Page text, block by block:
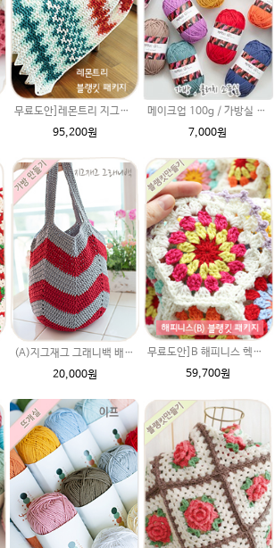
무료도안]레몬트리 지그재그 블랭킷(에이미울 뜨개실로 제작) DIY 패키지(뜨개실 17타래+도안증정) 북유럽블랭킷 코바늘뜨기 손뜨개무릎담요/부드러운 아기 베이비 털실
95,200원
메이크업 100g / 가방실 클러치 파우치 가방뜨기 소품실
7,000원
(A)지그재그 그래니백 배색 패키지 아리아실 니트가방뜨기 DIY 뜨개질가방
20,000원
무료도안]B 해피니스 헥사곤 블랭킷(메리노퓨어울 뜨개실로 제작) DIY 재료 패키지(뜨개실 15타래+도안증정)/봄 블랭킷뜨기 / 가을 북유럽블랭킷 코바늘뜨기
59,700원